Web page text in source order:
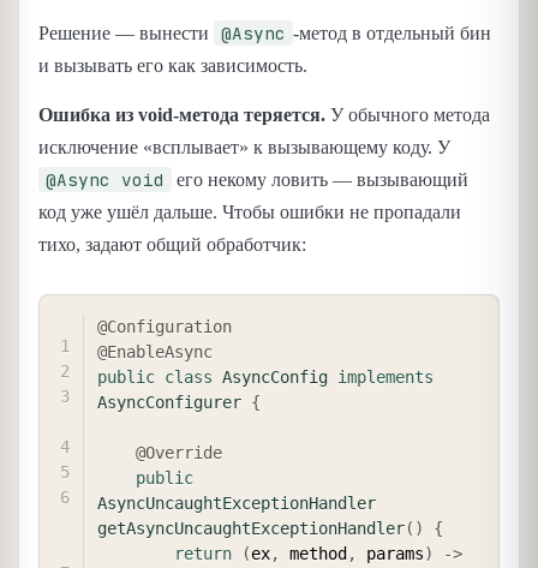
Решение — вынести @Async -метод в отдельный бин
и вызывать его как зависимость.
Ошибка из void-метода теряется. У обычного метода
исключение «всплывает» к вызывающему коду. У
@Async void
его некому ловить — вызывающий
код уже ушёл дальше. Чтобы ошибки не пропадали
тихо, задают общий обработчик:
@Configuration
@EnableAsync
public class AsyncConfig implements
AsyncConfigurer {
@Override
public
AsyncUncaughtExceptionHandler
getAsyncUncaughtExceptionHandler( )
{
return
(ex, method , params)
->